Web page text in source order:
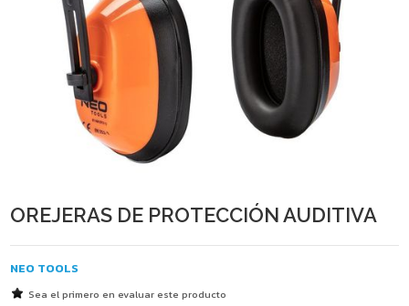
OREJERAS DE PROTECCIÓN AUDITIVA
NEO TOOLS
Sea el primero en evaluar este producto